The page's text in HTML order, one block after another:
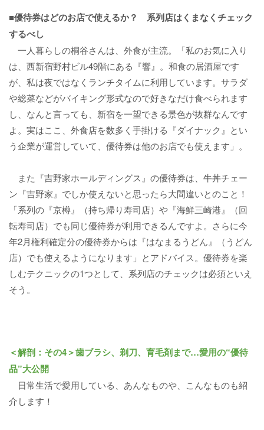
■優待券はどのお店で使えるか？ 系列店はくまなくチェック
するべし
一人暮らしの桐谷さんは、外食が主流。「私のお気に入り
は、西新宿野村ビル49階にある『響』。和食の居酒屋です
が、私は夜ではなくランチタイムに利用しています。サラダ
や総菜などがバイキング形式なので好きなだけ食べられます
し、なんと言っても、新宿を一望できる景色が抜群なんです
よ。実はここ、外食店を数多く手掛ける『ダイナック』とい
う企業が運営していて、優待券は他のお店でも使えます」。
また『吉野家ホールディングス』の優待券は、牛丼チェー
ン『吉野家』でしか使えないと思ったら大間違いとのこと！
「系列の『京樽』（持ち帰り寿司店）や『海鮮三崎港』（回
転寿司店）でも同じ優待券が利用できるんですよ。さらに今
年2月権利確定分の優待券からは『はなまるうどん』（うどん
店）でも使えるようになります」とアドバイス。優待券を楽
しむテクニックの1つとして、系列店のチェックは必須といえ
そう。
＜解剖：その4＞歯ブラシ、剃刀、育毛剤まで…愛用の“優待
品”大公開
日常生活で愛用している、あんなものや、こんなものも紹
介します！